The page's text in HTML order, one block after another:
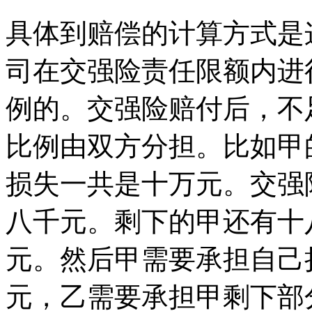
具体到赔偿的计算方式
司在交强险责任限额内
例的。交强险赔付后，
比例由双方分担。比如
损失一共是十万元。交
八千元。剩下的甲还有
元。然后甲需要承担自
元，乙需要承担甲剩下